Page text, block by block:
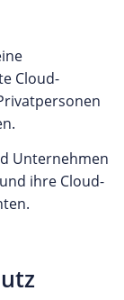
Cloud-
Unternehmen
ihre Cloud-